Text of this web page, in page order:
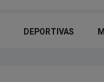
DEPORTIVAS